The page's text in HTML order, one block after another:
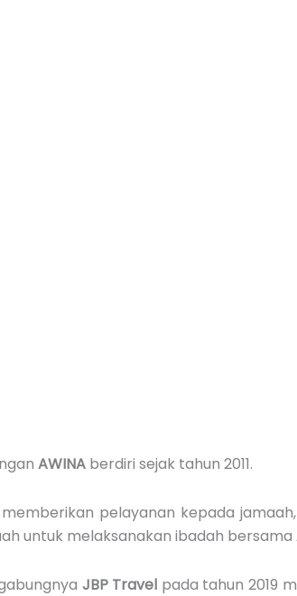
AWINA berdiri sejak tahun 2011.
pelayanan kepada
untuk melaksanakan ibadah bersama
JBP Travel pada tahun 2019